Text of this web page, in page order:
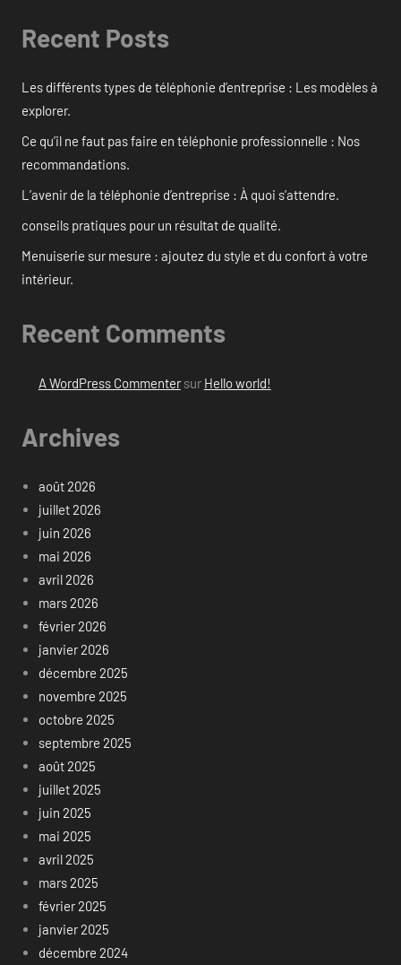
Recent Posts
Les différents types de téléphonie d’entreprise : Les modèles à
explorer.
Ce qu’il ne faut pas faire en téléphonie professionnelle : Nos
recommandations.
L’avenir de la téléphonie d’entreprise : À quoi s’attendre.
conseils pratiques pour un résultat de qualité.
Menuiserie sur mesure : ajoutez du style et du confort à votre
intérieur.
Recent Comments
A WordPress Commentersur Hello world!
Archives
août 2026
juillet 2026
juin 2026
mai 2026
avril 2026
mars 2026
février 2026
janvier 2026
décembre 2025
novembre 2025
octobre 2025
septembre 2025
août 2025
juillet 2025
juin 2025
mai 2025
avril 2025
mars 2025
février 2025
janvier 2025
décembre 2024